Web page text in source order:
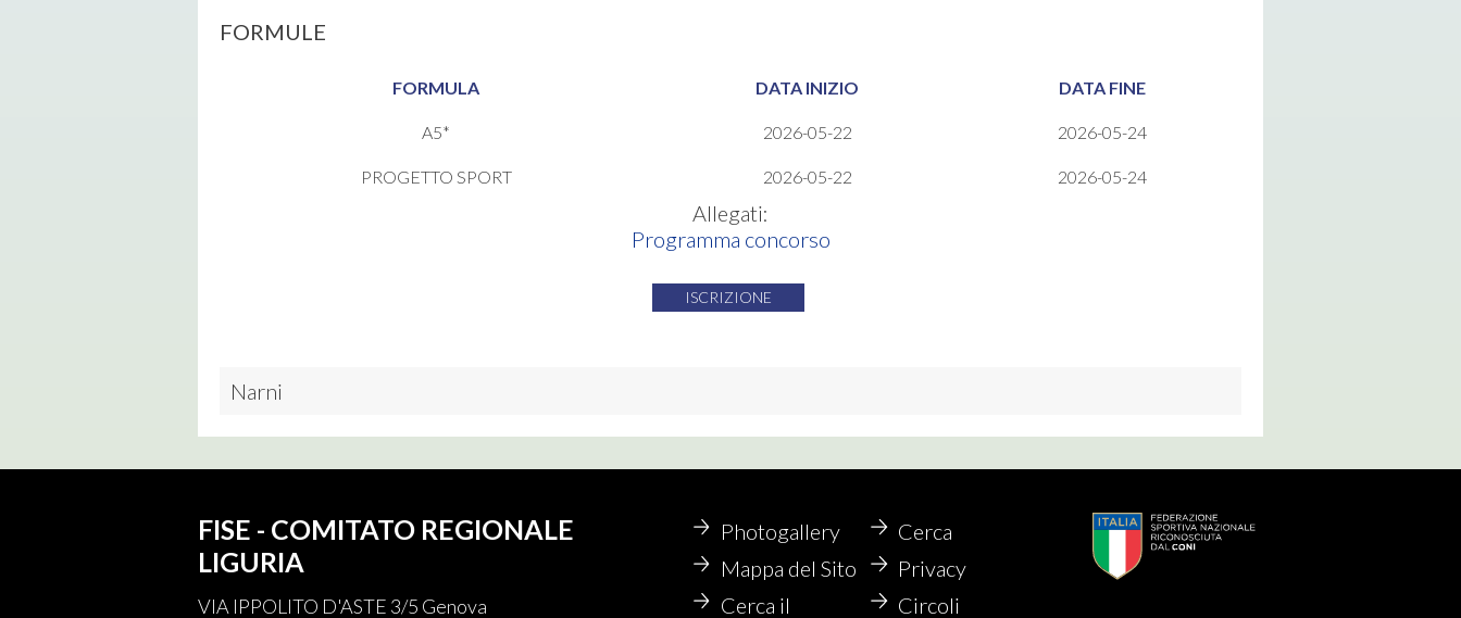
FORMULE
FORMULA DATA INIZIO DATA FINE
A5* 2026-05-22 2026-05-24
PROGETTO SPORT 2026-05-22 2026-05-24
Allegati:
Programma concorso
ISCRIZIONE
Narni
FISE - COMITATO REGIONALE
LIGURIA
VIA IPPOLITO D'ASTE 3/5 Genova
Photogallery
Cerca
Mappa del Sito
Privacy
Cerca il
Circoli